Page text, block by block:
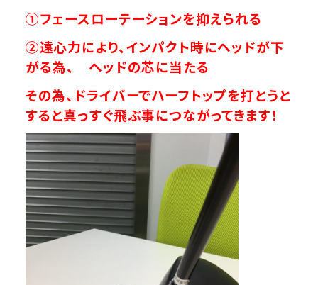
①フェースローテーションを抑えられる
②遠心力により、インパクト時にヘッドが下
がる為、
ヘッドの芯に当たる
その為、ドライバーでハーフトップを打とうと
すると真っすぐ飛ぶ事につながってきます！